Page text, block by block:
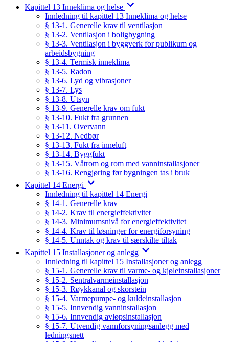
Kapittel 13 Inneklima og helse
Innledning til kapittel 13 Inneklima og helse
§ 13-1. Generelle krav til ventilasjon
§ 13-2. Ventilasjon i boligbygning
§ 13-3. Ventilasjon i byggverk for publikum og
arbeidsbygning
§ 13-4. Termisk inneklima
§ 13-5. Radon
§ 13-6. Lyd og vibrasjoner
§ 13-7. Lys
§ 13-8. Utsyn
§ 13-9. Generelle krav om fukt
§ 13-10. Fukt fra grunnen
§ 13-11. Overvann
§ 13-12. Nedbør
§ 13-13. Fukt fra inneluft
§ 13-14. Byggfukt
§ 13-15. Våtrom og rom med vanninstallasjoner
§ 13-16. Rengjøring før bygningen tas i bruk
Kapittel 14 Energi
Innledning til kapittel 14 Energi
§ 14-1. Generelle krav
§ 14-2. Krav til energieffektivitet
§ 14-3. Minimumsnivå for energieffektivitet
§ 14-4. Krav til løsninger for energiforsyning
§ 14-5. Unntak og krav til særskilte tiltak
Kapittel 15 Installasjoner og anlegg
Innledning til kapittel 15 Installasjoner og anlegg
§ 15-1. Generelle krav til varme- og kjøleinstallasjoner
§ 15-2. Sentralvarmeinstallasjon
§ 15-3. Røykkanal og skorstein
§ 15-4. Varmepumpe- og kuldeinstallasjon
§ 15-5. Innvendig vanninstallasjon
§ 15-6. Innvendig avløpsinstallasjon
§ 15-7. Utvendig vannforsyningsanlegg med
ledningsnett